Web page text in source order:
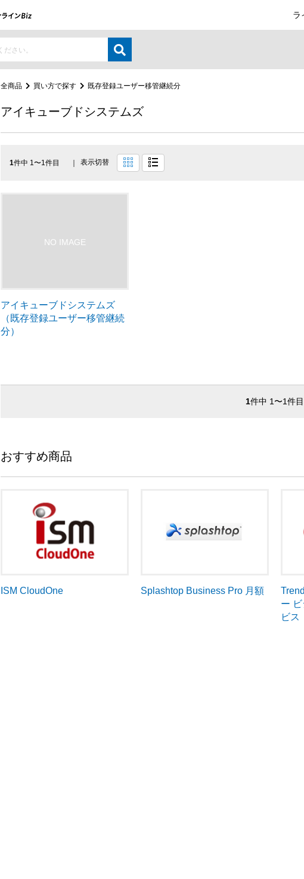
ラ
全商品 買い方で探す 既存登録ユーザー移管継続分
アイキューブドシステムズ
1件中 1〜1件目 表示切替
アイキューブドシステムズ
（既存登録ユーザー移管継続
分）
1件中 1〜1件目
おすすめ商品
ISM CloudOne Splashtop Business Pro 月額
ー
ビ